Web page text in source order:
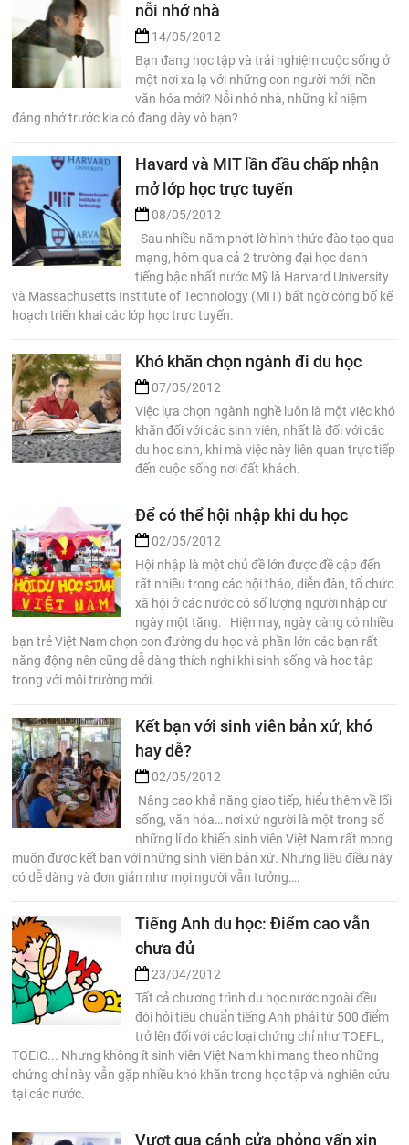
nỗi nhớ nhà
14/05/2012
Bạn đang học tập và trải nghiệm cuộc sống ở
một nơi xa lạ với những con người mới, nền
văn hóa mới? Nỗi nhớ nhà, những kỉ niệm
đáng nhớ trước kia có đang dày vò bạn?
Havard và MIT lần đầu chấp nhận
mở lớp học trực tuyến
08/05/2012
Sau nhiều năm phớt lờ hình thức đào tạo qua
mạng, hôm qua cả 2 trường đại học danh
tiếng bậc nhất nước Mỹ là Harvard University
và Massachusetts Institute of Technology (MIT) bất ngờ công bố kế
hoạch triển khai các lớp học trực tuyến.
Khó khăn chọn ngành đi du học
07/05/2012
Việc lựa chọn ngành nghề luôn là một việc khó
khăn đối với các sinh viên, nhất là đối với các
du học sinh, khi mà việc này liên quan trực tiếp
đến cuộc sống nơi đất khách.
Để có thể hội nhập khi du học
02/05/2012
Hội nhập là một chủ đề lớn được đề cập đến
rất nhiều trong các hội thảo, diễn đàn, tổ chức
xã hội ở các nước có số lượng người nhập cư
ngày một tăng. Hiện nay, ngày càng có nhiều
bạn trẻ Việt Nam chọn con đường du học và phần lớn các bạn rất
năng động nên cũng dễ dàng thích nghi khi sinh sống và học tập
trong với môi trường mới.
Kết bạn với sinh viên bản xứ, khó
hay dễ?
02/05/2012
Nâng cao khả năng giao tiếp, hiểu thêm về lối
sống, văn hóa… nơi xứ người là một trong số
những lí do khiến sinh viên Việt Nam rất mong
muốn được kết bạn với những sinh viên bản xứ. Nhưng liệu điều này
có dễ dàng và đơn giản như mọi người vẫn tưởng….
Tiếng Anh du học: Điểm cao vẫn
chưa đủ
23/04/2012
Tất cả chương trình du học nước ngoài đều
đòi hỏi tiêu chuẩn tiếng Anh phải từ 500 điểm
trở lên đối với các loại chứng chỉ như TOEFL,
TOEIC... Nhưng không ít sinh viên Việt Nam khi mang theo những
chứng chỉ này vẫn gặp nhiều khó khăn trong học tập và nghiên cứu
tại các nước.
Vượt qua cánh cửa phỏng vấn xin